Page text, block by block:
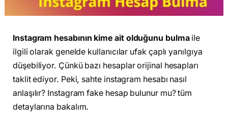
Instagram hesabının kime ait olduğunu bulmaile
ilgili olarak genelde kullanıcılar ufak çaplı yanılgıya
düşebiliyor. Çünkü bazı hesaplar orijinal hesapları
taklit ediyor. Peki, sahte instagram hesabı nasıl
anlaşılır? Instagram fake hesap bulunur mu? tüm
detaylarına bakalım.